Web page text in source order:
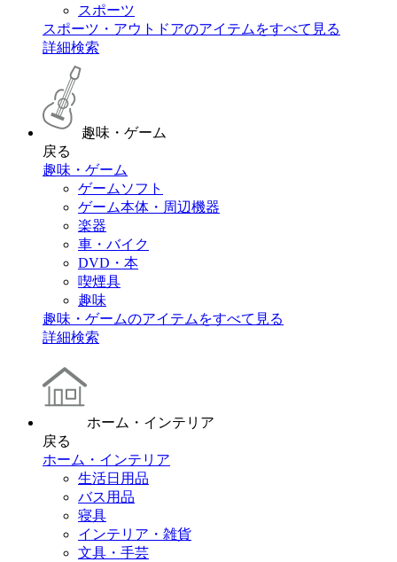
スポーツ
スポーツ・アウトドアのアイテムをすべて見る
詳細検索
趣味・ゲーム
戻る
趣味・ゲーム
ゲームソフト
ゲーム本体・周辺機器
楽器
車・バイク
DVD・本
喫煙具
趣味
趣味・ゲームのアイテムをすべて見る
詳細検索
ホーム・インテリア
戻る
ホーム・インテリア
生活日用品
バス用品
寝具
インテリア・雑貨
文具・手芸